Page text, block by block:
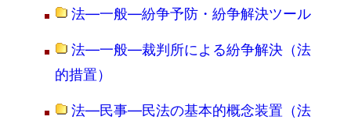
法―一般―紛争予防・紛争解決ツール
法―一般―裁判所による紛争解決（法
的措置）
法―民事―民法の基本的概念装置（法